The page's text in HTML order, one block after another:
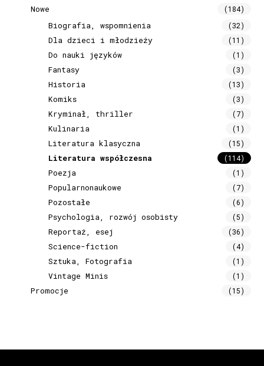
Nowe (184)
Biografia, wspomnienia (32)
Dla dzieci i młodzieży (11)
Do nauki języków (1)
Fantasy (3)
Historia (13)
Komiks (3)
Kryminał, thriller (7)
Kulinaria (1)
Literatura klasyczna (15)
Literatura współczesna (114)
Poezja (1)
Popularnonaukowe (7)
Pozostałe (6)
Psychologia, rozwój osobisty (5)
Reportaż, esej (36)
Science-fiction (4)
Sztuka, Fotografia (1)
Vintage Minis (1)
Promocje (15)